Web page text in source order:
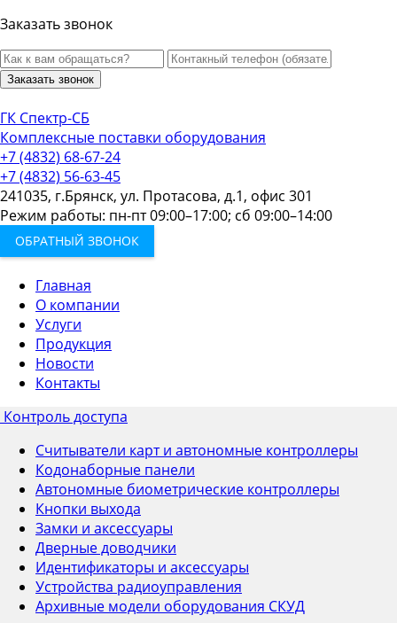
Заказать звонок
Заказать звонок
ГК Спектр-СБ
Комплексные поставки оборудования
+7 (4832) 68-67-24
+7 (4832) 56-63-45
241035, г.Брянск, ул. Протасова, д.1, офис 301
Режим работы: пн-пт 09:00–17:00; сб 09:00–14:00
ОБРАТНЫЙ ЗВОНОК
Главная
О компании
Услуги
Продукция
Новости
Контакты
Контроль доступа
Считыватели карт и автономные контроллеры
Кодонаборные панели
Автономные биометрические контроллеры
Кнопки выхода
Замки и аксессуары
Дверные доводчики
Идентификаторы и аксессуары
Устройства радиоуправления
Архивные модели оборудования СКУД